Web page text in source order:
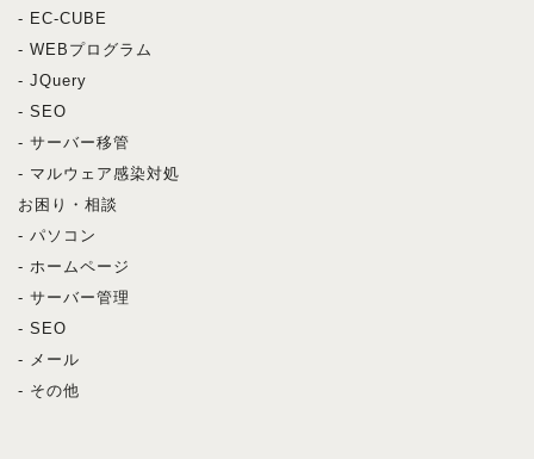
- EC-CUBE
- WEBプログラム
- JQuery
- SEO
- サーバー移管
- マルウェア感染対処
お困り・相談
- パソコン
- ホームページ
- サーバー管理
- SEO
- メール
- その他